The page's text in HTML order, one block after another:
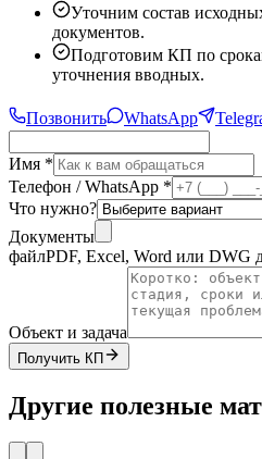
Уточним состав
документов.
Подготовим КП по
уточнения вводных.
Позвонить WhatsApp
Имя *
Телефон / WhatsApp *
Что нужно?
Документы
файлPDF, Excel, Word или DWG
Объект и задача
Получить КП
Другие полезные